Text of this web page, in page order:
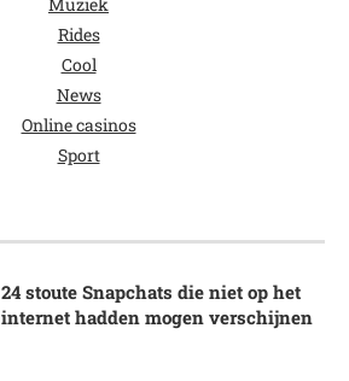
Rides
Cool
News
Online casinos
Sport
24 stoute Snapchats die niet op het
internet hadden mogen verschijnen